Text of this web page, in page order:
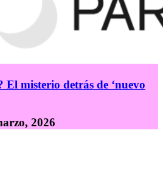
El misterio detrás de ‘nuevo
2026